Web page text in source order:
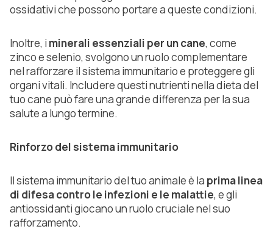
ossidativi che possono portare a queste condizioni.
Inoltre, i minerali essenziali per un cane, come
zinco e selenio, svolgono un ruolo complementare
nel rafforzare il sistema immunitario e proteggere gli
organi vitali. Includere questi nutrienti nella dieta del
tuo cane può fare una grande differenza per la sua
salute a lungo termine.
Rinforzo del sistema immunitario
Il sistema immunitario del tuo animale è la prima linea
di difesa contro le infezioni e le malattie, e gli
antiossidanti giocano un ruolo cruciale nel suo
rafforzamento.